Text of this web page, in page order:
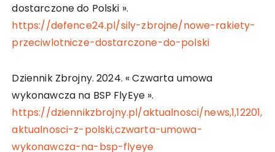
dostarczone do Polski ».
https://defence24.pl/sily-zbrojne/nowe-rakiety-
przeciwlotnicze-dostarczone-do-polski
Dziennik Zbrojny. 2024. « Czwarta umowa
wykonawcza na BSP FlyEye ».
https://dziennikzbrojny.pl/aktualnosci/news,1,12201,
aktualnosci-z-polski,czwarta-umowa-
wykonawcza-na-bsp-flyeye